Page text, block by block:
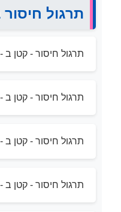
תרגול חיסור
תרגול חיסור - קטן ב -
תרגול חיסור - קטן ב -
תרגול חיסור - קטן ב
תרגול חיסור - קטן ב